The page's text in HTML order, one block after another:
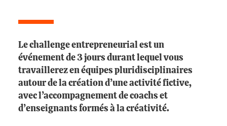
Le challenge entrepreneurial est un
événement de 3 jours durant lequel vous
travaillerez en équipes pluridisciplinaires
autour de la création d’une activité fictive,
avec l’accompagnement de coachs et
d’enseignants formés à la créativité.